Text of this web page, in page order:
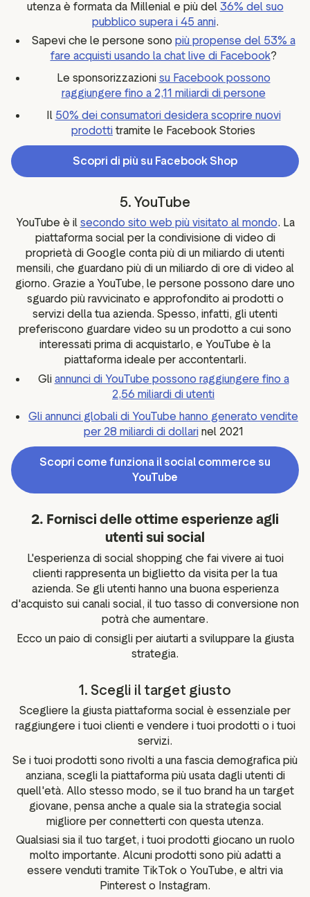
utenza è formata da Millenial e più del 36% del suo
pubblico supera i 45 anni.
Sapevi che le persone sono più propense del 53% a
fare acquisti usando la chat live di Facebook?
Le sponsorizzazioni su Facebook possono
raggiungere fino a 2,11 miliardi di persone
Il 50% dei consumatori desidera scoprire nuovi
prodotti tramite le Facebook Stories
Scopri di più su Facebook Shop
5. YouTube
YouTube è il secondo sito web più visitato al mondo. La
piattaforma social per la condivisione di video di
proprietà di Google conta più di un miliardo di utenti
mensili, che guardano più di un miliardo di ore di video al
giorno. Grazie a YouTube, le persone possono dare uno
sguardo più ravvicinato e approfondito ai prodotti o
servizi della tua azienda. Spesso, infatti, gli utenti
preferiscono guardare video su un prodotto a cui sono
interessati prima di acquistarlo, e YouTube è la
piattaforma ideale per accontentarli.
Gli annunci di YouTube possono raggiungere fino a
2,56 miliardi di utenti
Gli annunci globali di YouTube hanno generato vendite
per 28 miliardi di dollarinel 2021
Scopri come funziona il social commerce su
YouTube
2. Fornisci delle ottime esperienze agli
utenti sui social
L'esperienza di social shopping che fai vivere ai tuoi
clienti rappresenta un biglietto da visita per la tua
azienda. Se gli utenti hanno una buona esperienza
d'acquisto sui canali social, il tuo tasso di conversione non
potrà che aumentare.
Ecco un paio di consigli per aiutarti a sviluppare la giusta
strategia.
1. Scegli il target giusto
Scegliere la giusta piattaforma social è essenziale per
raggiungere i tuoi clienti e vendere i tuoi prodotti o i tuoi
servizi.
Se i tuoi prodotti sono rivolti a una fascia demografica più
anziana, scegli la piattaforma più usata dagli utenti di
quell'età. Allo stesso modo, se il tuo brand ha un target
giovane, pensa anche a quale sia la strategia social
migliore per connetterti con questa utenza.
Qualsiasi sia il tuo target, i tuoi prodotti giocano un ruolo
molto importante. Alcuni prodotti sono più adatti a
essere venduti tramite TikTok o YouTube, e altri via
Pinterest o Instagram.